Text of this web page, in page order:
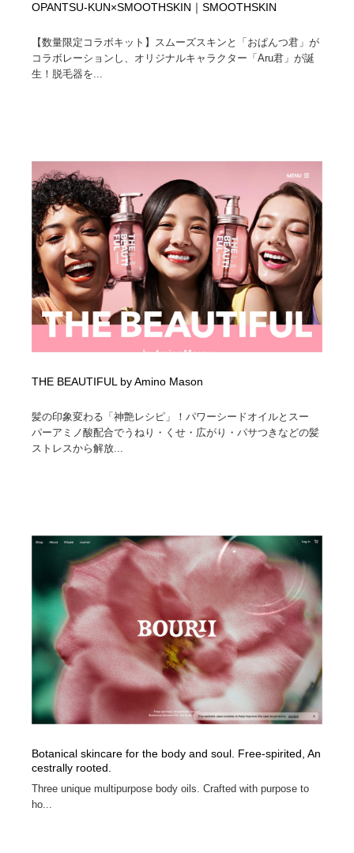
OPANTSU-KUN×SMOOTHSKIN｜SMOOTHSKIN
【数量限定コラボキット】スムーズスキンと「おぱんつ君」が
コラボレーションし、オリジナルキャラクター「Aru君」が誕
生！脱毛器を...
THE BEAUTIFUL by Amino Mason
髪の印象変わる「神艶レシピ」！パワーシードオイルとスー
パーアミノ酸配合でうねり・くせ・広がり・パサつきなどの髪
ストレスから解放...
Botanical skincare for the body and soul. Free-spirited, An
cestrally rooted.
Three unique multipurpose body oils. Crafted with purpose to
ho...